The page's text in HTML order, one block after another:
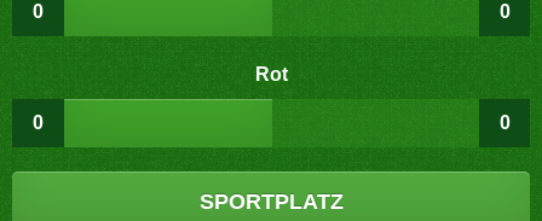
0 0
Rot
0 0
SPORTPLATZ